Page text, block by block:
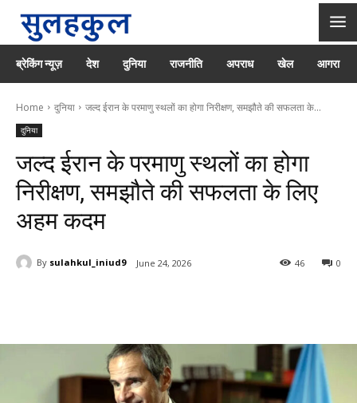
ब्रेकिंग न्यूज़ देश दुनिया राजनीति अपराध खेल आगरा
Home दुनिया जल्द ईरान के परमाणु स्थलों का होगा निरीक्षण, समझौते की सफलता के...
दुनिया
जल्द ईरान के परमाणु स्थलों का होगा
निरीक्षण, समझौते की सफलता के लिए
अहम कदम
By sulahkul_iniud9 June 24, 2026 0
46